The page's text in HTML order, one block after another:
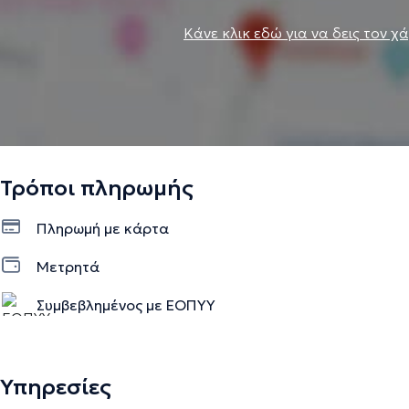
Κάνε κλικ εδώ για να δεις τον
Τρόποι πληρωμής
Πληρωμή με κάρτα
Μετρητά
Συμβεβλημένος με ΕΟΠΥΥ
Υπηρεσίες